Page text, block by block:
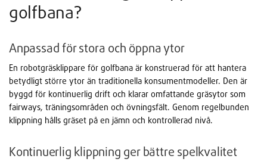
golfbana?
Anpassad för stora och öppna ytor
En robotgräsklippare för golfbana är konstruerad för att hantera
betydligt större ytor än traditionella konsumentmodeller. Den är
byggd för kontinuerlig drift och klarar omfattande gräsytor som
fairways, träningsområden och övningsfält. Genom regelbunden
klippning hålls gräset på en jämn och kontrollerad nivå.
Kontinuerlig klippning ger bättre spelkvalitet